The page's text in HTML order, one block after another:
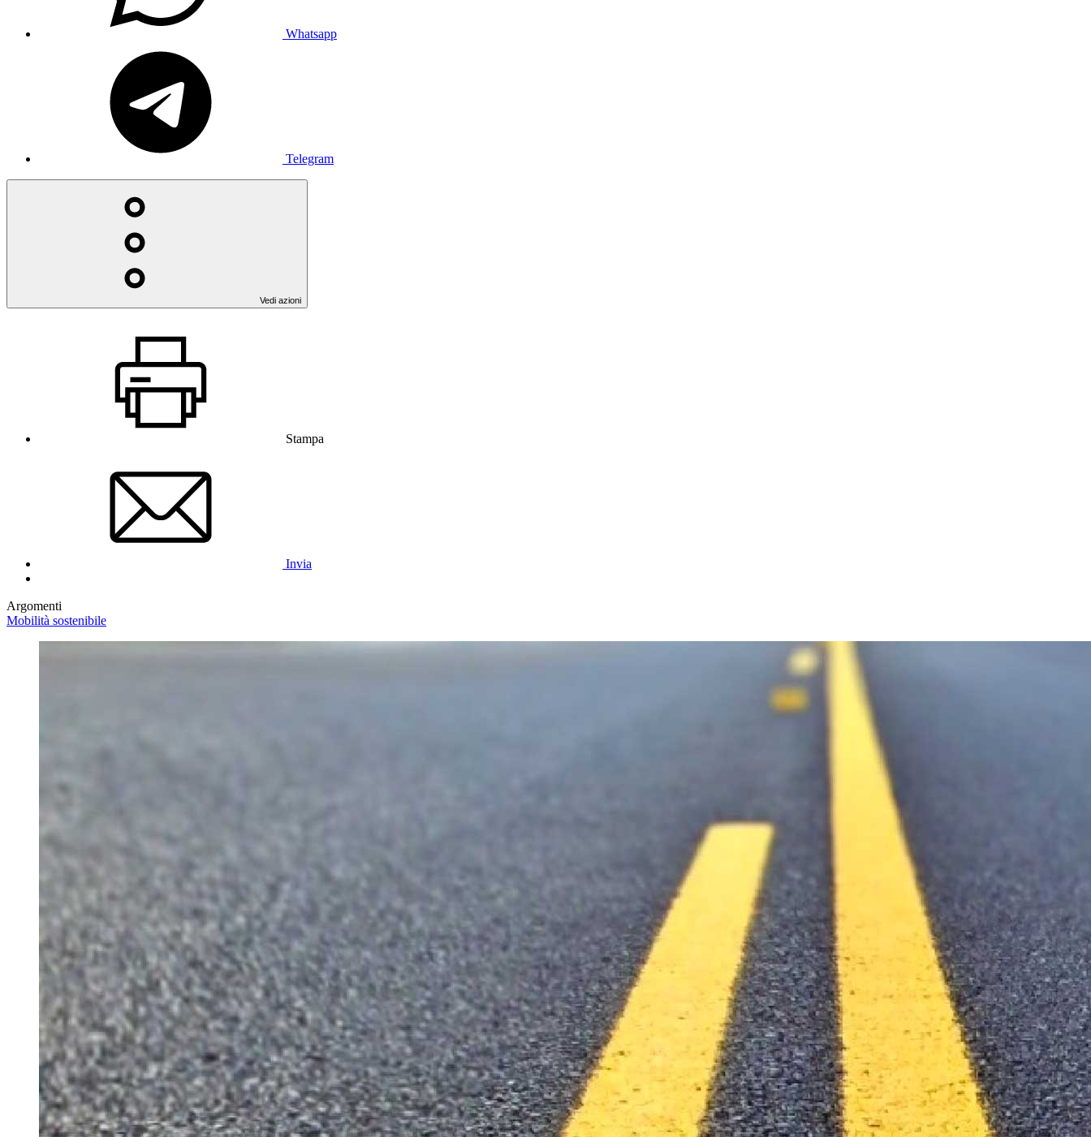
Whatsapp
Telegram
Vedi azioni
Stampa
Invia
Argomenti
Mobilità sostenibile